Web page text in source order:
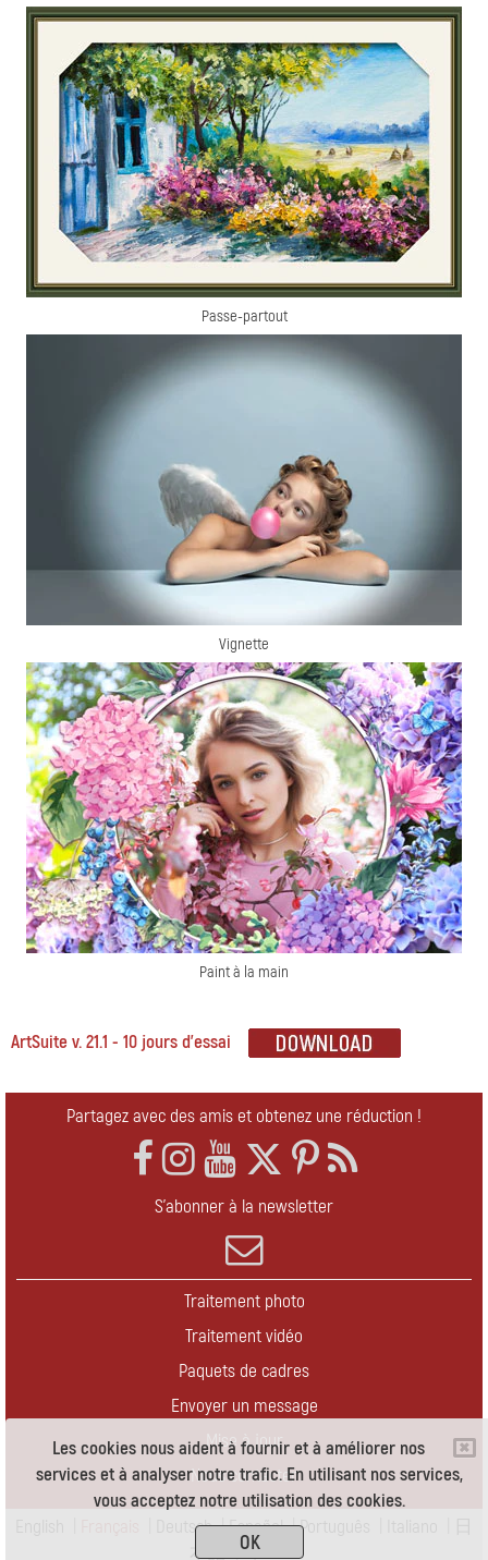
Les cookies nous aident à fournir et à améliorer nos
services et à analyser notre trafic. En utilisant nos services,
vous acceptez notre utilisation des cookies.
OK
Passe-partout
Vignette
Paint à la main
ArtSuite v. 21.1 - 10 jours d'essai
Partagez avec des amis et obtenez une réduction !
S'abonner à la newsletter
Traitement photo
Traitement vidéo
Paquets de cadres
Envoyer un message
Mise à jour
Nous contacter
Deutsch|Español|Português
本語|Pусский